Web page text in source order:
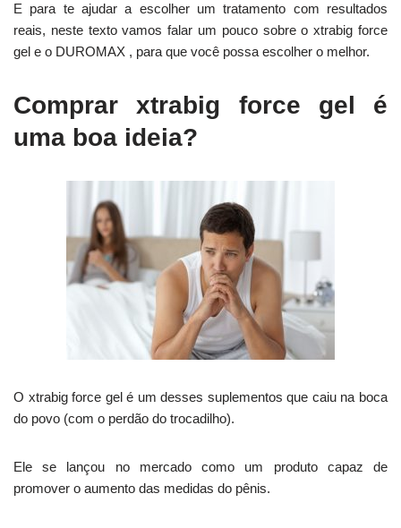
E para te ajudar a escolher um tratamento com resultados
reais, neste texto vamos falar um pouco sobre o xtrabig force
gel e o DUROMAX , para que você possa escolher o melhor.
Comprar xtrabig force gel é
uma boa ideia?
O xtrabig force gel é um desses suplementos que caiu na boca
do povo (com o perdão do trocadilho).
Ele se lançou no mercado como um produto capaz de
promover o aumento das medidas do pênis.